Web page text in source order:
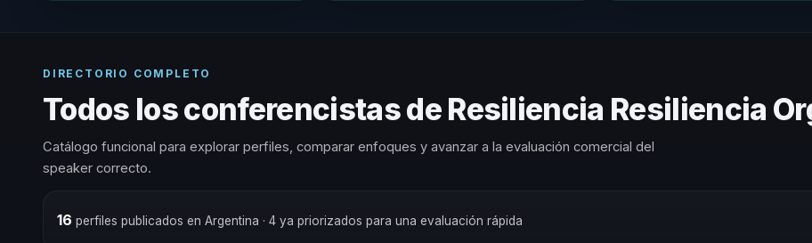
DIRECTORIO COMPLETO
Todos los conferencistas de Resiliencia Resiliencia
Catálogo funcional para explorar perfiles, comparar enfoques y avanzar a la evaluación comercial del
speaker correcto.
16 perfiles publicados en Argentina · 4 ya priorizados para una evaluación rápida